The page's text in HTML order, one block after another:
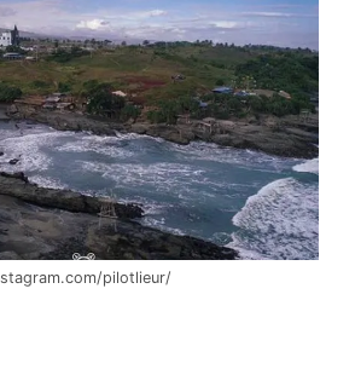
pilotlieur/